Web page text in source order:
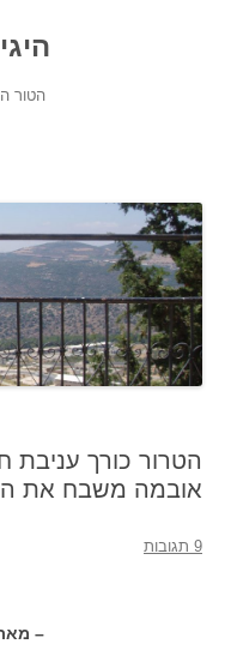
הטור
הטרור כורך עניבת
אובמה משבח את
9 תגובות
–